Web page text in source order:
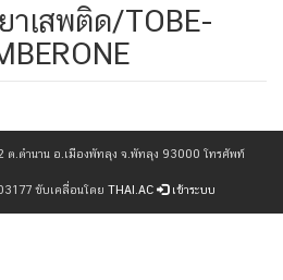
าเสพติด/TOBE-
ต.ตำนาน อ.เมืองพัทลุง จ.พัทลุง 93000 โทรศัพท์
ขับเคลื่อนโดย THAI.AC เข้าระบบ